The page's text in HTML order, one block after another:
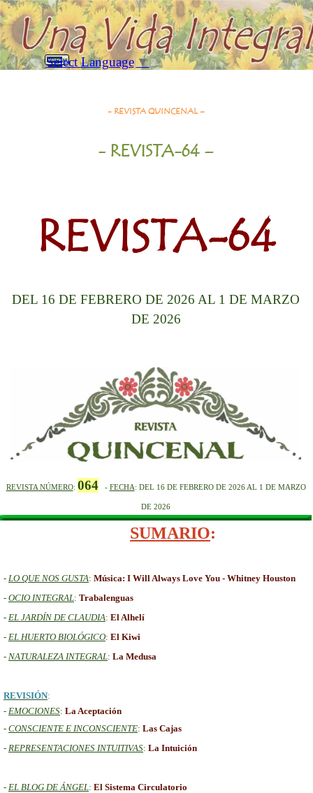
Vaya al Contenido
Saltar menú
Select Language ▼
Buscar
- REVISTA QUINCENAL –
- REVISTA-64 –
REVISTA-64
DEL 16 DE FEBRERODE 2026 AL 1 DE MARZO
DE 2026
REVISTA NÚMERO: 064- FECHA: DEL 16DE FEBRERO DE 2026 AL 1 DE MARZO
DE 2026
SUMARIO:
- LO QUE NOS GUSTA: Música: I Will Always Love You - Whitney Houston
- OCIO INTEGRAL: Trabalenguas
- EL JARDÍN DE CLAUDIA: El Alhelí
- EL HUERTO BIOLÓGICO: El Kiwi
- NATURALEZA INTEGRAL: La Medusa
REVISIÓN:
- EMOCIONES: La Aceptación
- CONSCIENTE E INCONSCIENTE: Las Cajas
- REPRESENTACIONES INTUITIVAS: La Intuición
- EL BLOG DE ÁNGEL: El Sistema Circulatorio